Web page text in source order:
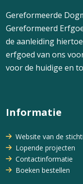
Gereformeerde
Gereformeerd
de aanleiding
erfgoed van ons
voor de huidige en
Informatie
Website van de
Lopende projecten
Contactinformatie
Boeken bestellen